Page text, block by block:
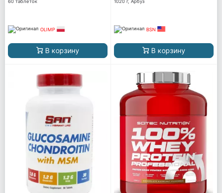
OLIMP
В корзину
BSN
В корзину